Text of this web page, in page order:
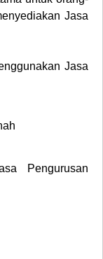
Jasa
Jasa
Pengurusan